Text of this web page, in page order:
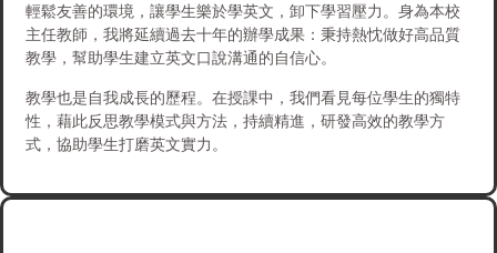
輕鬆友善的環境，讓學生樂於學英文，卸下學習壓力。身為本校
主任教師，我將延續過去十年的辦學成果：秉持熱忱做好高品質
教學，幫助學生建立英文口說溝通的自信心。
教學也是自我成長的歷程。在授課中，我們看見每位學生的獨特
性，藉此反思教學模式與方法，持續精進，研發高效的教學方
式，協助學生打磨英文實力。